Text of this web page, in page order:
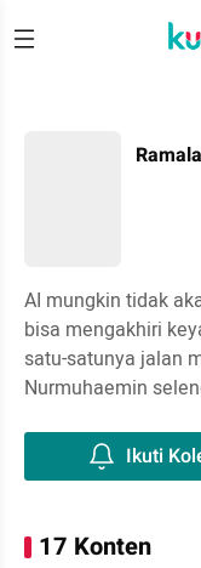
AI mungkin tidak
bisa mengakhiri
satu-satunya jalan
Nurmuhaemin
Ikuti
17 Konten